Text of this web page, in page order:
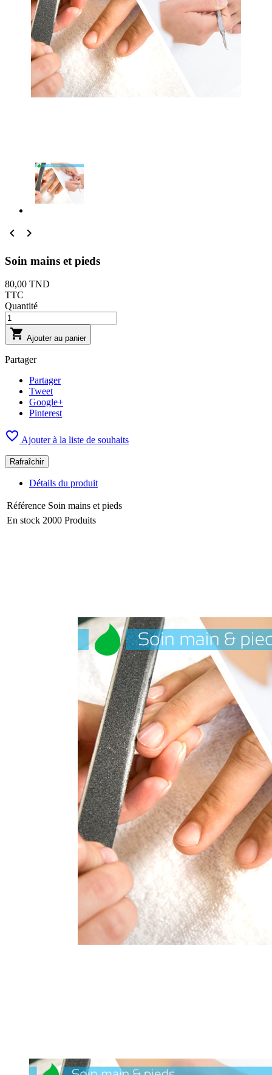
 
Soin mains et pieds
80,00 TND
TTC
Quantité
 Ajouter au panier
Partager
Partager
Tweet
Google+
Pinterest
 Ajouter à la liste de souhaits
Détails du produit
Référence Soin mains et pieds
En stock 2000 Produits